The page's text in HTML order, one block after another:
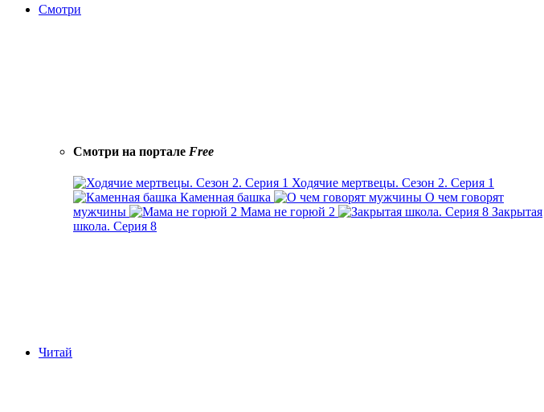
Смотри
Смотри на портале Free
Ходячие мертвецы. Сезон 2. Серия 1
Каменная башка
О чем говорят
мужчины
Мама не горюй 2
Закрытая
школа. Серия 8
Читай